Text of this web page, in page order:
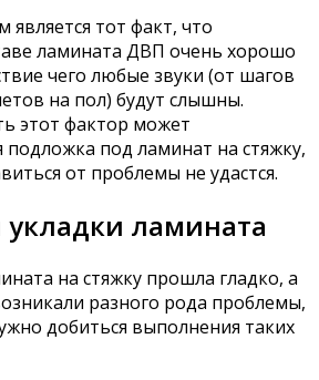
тот факт, что
ламината ДВП очень хорошо
чего любые звуки (от шагов
на пол) будут слышны.
этот фактор может
под ламинат на стяжку,
от проблемы не удастся.
укладки ламината
на стяжку прошла гладко, а
разного рода проблемы,
добиться выполнения таких